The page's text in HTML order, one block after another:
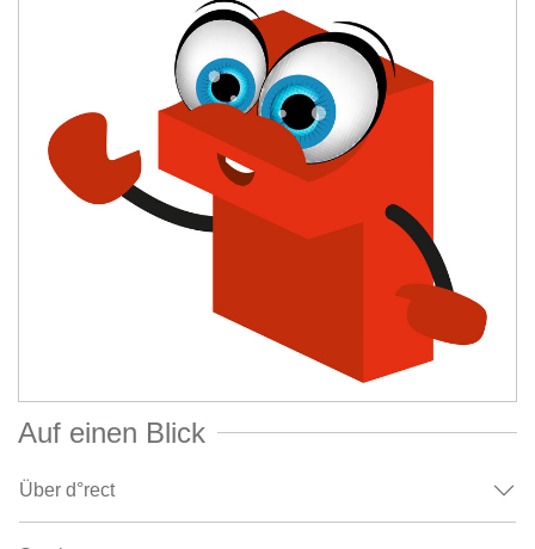
Auf einen Blick
Über d°rect